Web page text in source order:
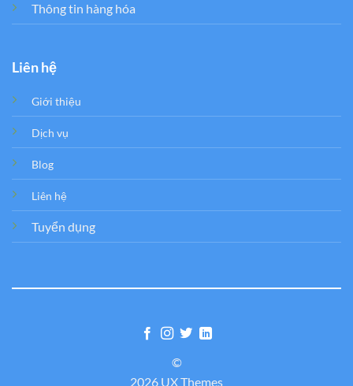
Thông tin hàng hóa
Liên hệ
Giới thiệu
Dịch vụ
Blog
Liên hệ
Tuyển dụng
©
2026 UX Themes